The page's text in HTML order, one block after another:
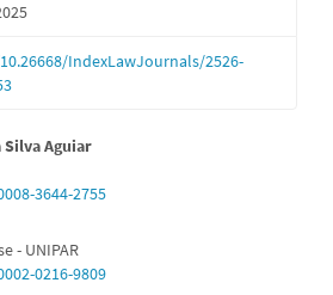
IndexLawJournals/2526-
Silva Aguiar
3644-2755
- UNIPAR
0216-9809